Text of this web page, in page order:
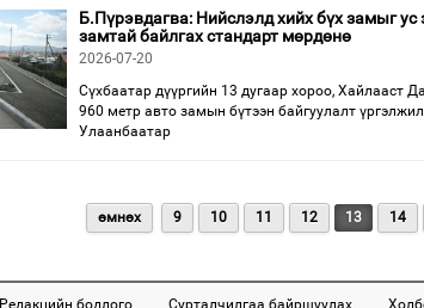
Б.Пүрэвдагва: Нийслэлд хийх бүх замыг ус
замтай байлгах стандарт мөрдөнө
2026-07-20
Сүхбаатар дүүргийн 13 дугаар хороо, Хайлааст
960 метр авто замын бүтээн байгуулалт
Улаанбаатар
өмнөх 9 10 11 12 13 14
Редакцийн бодлого Сурталчилгаа байршуулах